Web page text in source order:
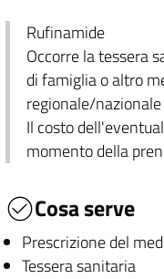
Rufinamide
Occorre la tessera
di famiglia o altro
regionale/nazionale
Il costo
momento della
Cosa serve
Prescrizione del
Tessera sanitaria